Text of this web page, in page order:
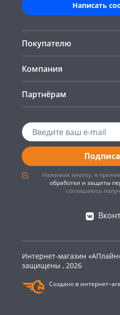
Написать
Покупателю
Компания
Партнёрам
Нажимая кнопку, я
обработки и защиты
соглашаюсь
Интернет-магазин
защищены , 2026
Создано в